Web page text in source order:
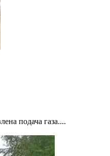
подача газа....